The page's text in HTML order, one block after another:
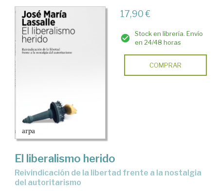
17,90 €
Stock en librería. Envío
en 24/48 horas
COMPRAR
El liberalismo herido
reivindicación de la libertad frente a la nostalgia
del autoritarismo